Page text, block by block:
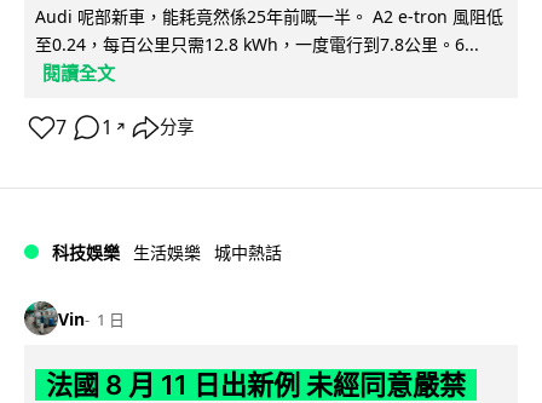
Audi 呢部新車，能耗竟然係25年前嘅一半。 A2 e-tron 風阻低
至0.24，每百公里只需12.8 kWh，一度電行到7.8公里。6...
閱讀全文
7 1 ↗ 分享
科技娛樂 生活娛樂 城中熱話
Vin 1 日
法國 8 月 11 日出新例 未經同意嚴禁